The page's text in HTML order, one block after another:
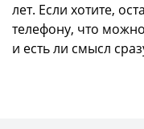
лет. Если хотите,
телефону, что
и есть ли смысл